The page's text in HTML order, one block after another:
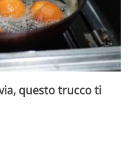
questo trucco ti